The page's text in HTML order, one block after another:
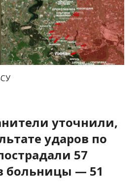
уточнили,
ударов по
57
больницы — 51